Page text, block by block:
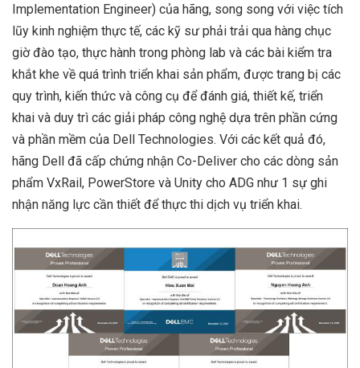
Implementation Engineer) của hãng, song song với việc tích
lũy kinh nghiệm thực tế, các kỹ sư phải trải qua hàng chục
giờ đào tạo, thực hành trong phòng lab và các bài kiểm tra
khắt khe về quá trình triển khai sản phẩm, được trang bị các
quy trình, kiến thức và công cụ để đánh giá, thiết kế, triển
khai và duy trì các giải pháp công nghệ dựa trên phần cứng
và phần mềm của Dell Technologies. Với các kết quả đó,
hãng Dell đã cấp chứng nhận Co-Deliver cho các dòng sản
phẩm VxRail, PowerStore và Unity cho ADG như 1 sự ghi
nhận năng lực cần thiết để thực thi dịch vụ triển khai.